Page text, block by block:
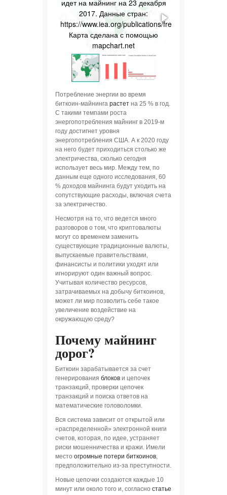
идет на майнинг на 23 декабря
2017. Данные стран:
https://www.iea.org/publications/freepublications/
Карта сделана с помощью
mapchart.net
Потребление энергии во время
биткоин-майнинга растет на 25 % в год.
С такими темпами роста
энергопотребления майнинг в 2019-м
году достигнет уровня
энергопотребления США. А к 2020 году
на него будет приходиться столько же
электричества, сколько сегодня
использует весь мир. Между тем, по
данным еще одного исследования, 60
% доходов майнинга будут уходить на
сопутствующие расходы, включая счета
за электричество.
Несмотря на то, что ведется много
разговоров о том, что криптовалюты
могут со временем заменить
существующие традиционные валюты,
выпускаемые правительствами,
финансисты и политики уходят или
игнорируют один важный вопрос.
Учитывая количество ресурсов,
затрачиваемых на добычу биткоинов,
может ли мир позволить себе такое
увеличение воздействие на
окружающую среду?
Почему майнинг
дорог?
Биткоин зарабатывается за счет
генерирования блоков и цепочек
транзакций, проверки цепочек
транзакций и поиска ответов на
математические головоломки.
Вся система зависит от открытой или
«распределенной» электронной книги
счетов, которая, по идее, устраняет
риски мошенничества и кражи. Имели
место огромные потери биткоинов
предположительно из-за преступности.
Новые цепочки создаются каждые 10
минут или около того и, согласно статье